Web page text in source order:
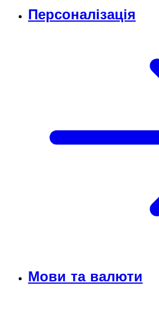
Персоналізація
Мови та валюти